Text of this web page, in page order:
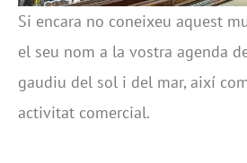
Si encara no coneixeu aquest
el seu nom a la vostra agenda
gaudiu del sol i del mar, així
activitat comercial.